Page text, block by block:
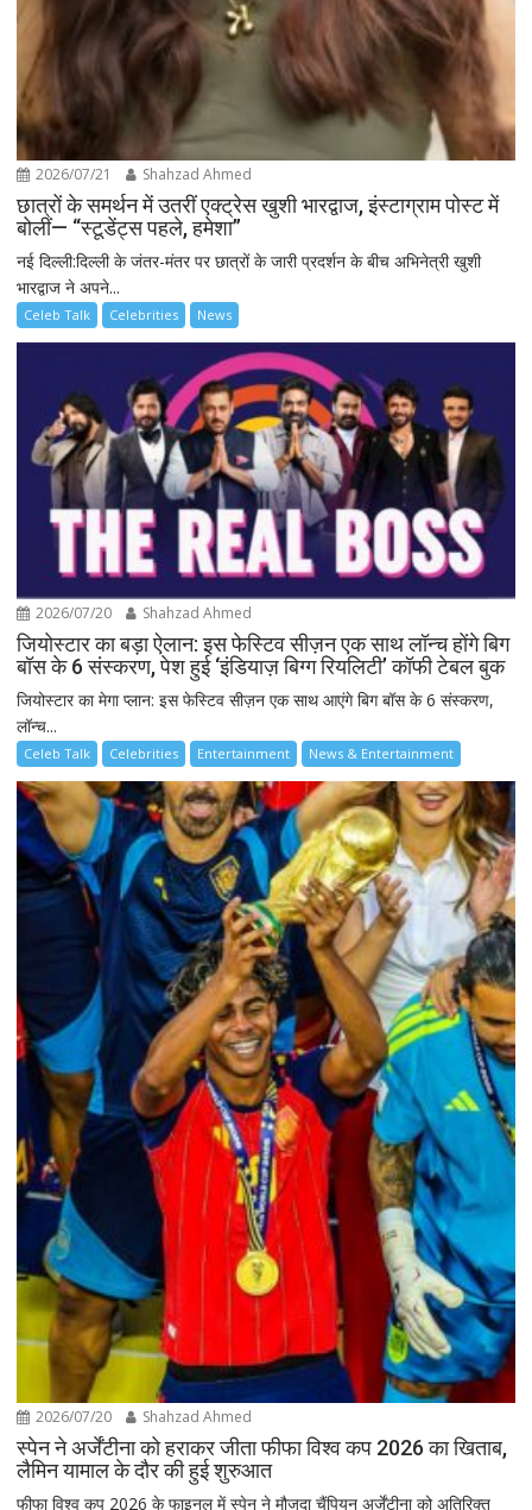
2026/07/21 Shahzad Ahmed
छात्रों के समर्थन में उतरीं एक्ट्रेस खुशी भारद्वाज, इंस्टाग्राम पोस्ट में
बोलीं— “स्टूडेंट्स पहले, हमेशा”
नई दिल्ली:दिल्ली के जंतर-मंतर पर छात्रों के जारी प्रदर्शन के बीच अभिनेत्री खुशी
भारद्वाज ने अपने...
Celeb Talk Celebrities News
2026/07/20 Shahzad Ahmed
जियोस्टार का बड़ा ऐलान: इस फेस्टिव सीज़न एक साथ लॉन्च होंगे बिग
बॉस के 6 संस्करण, पेश हुई ‘इंडियाज़ बिग्ग रियलिटी’ कॉफी टेबल बुक
जियोस्टार का मेगा प्लान: इस फेस्टिव सीज़न एक साथ आएंगे बिग बॉस के 6 संस्करण,
लॉन्च...
Celeb Talk Celebrities Entertainment News & Entertainment
2026/07/20 Shahzad Ahmed
स्पेन ने अर्जेंटीना को हराकर जीता फीफा विश्व कप 2026 का खिताब,
लैमिन यामाल के दौर की हुई शुरुआत
फीफा विश्व कप 2026 के फाइनल में स्पेन ने मौजूदा चैंपियन अर्जेंटीना को अतिरिक्त